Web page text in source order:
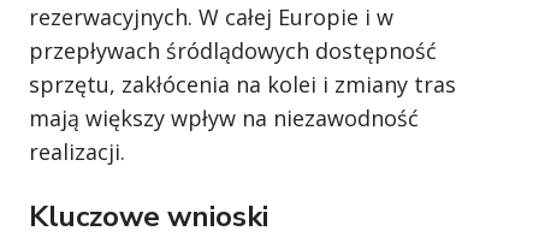
rezerwacyjnych. W całej Europie i w
przepływach śródlądowych dostępność
sprzętu, zakłócenia na kolei i zmiany tras
mają większy wpływ na niezawodność
realizacji.
Kluczowe wnioski